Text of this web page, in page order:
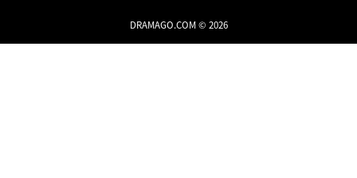
DRAMAGO.COM © 2026